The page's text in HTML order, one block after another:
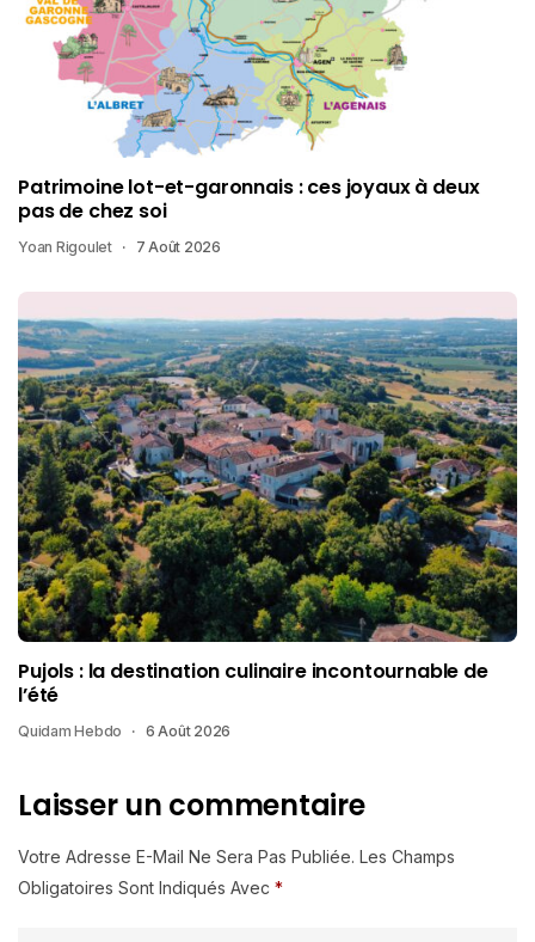
Patrimoine lot-et-garonnais : ces joyaux à deux
pas de chez soi
Yoan Rigoulet 7 Août 2026
Pujols : la destination culinaire incontournable de
l’été
Quidam Hebdo 6 Août 2026
Laisser un commentaire
Votre Adresse E-Mail Ne Sera Pas Publiée. Les Champs
Obligatoires Sont Indiqués Avec *